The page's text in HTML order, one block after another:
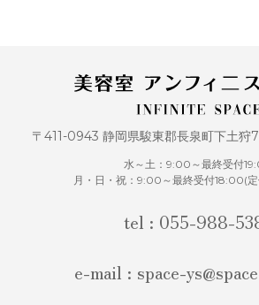
〒411-0943 静岡県駿東郡長泉町下土狩
水～土：9:00～最終受付
月・日・祝：9:00～最終受付18:00(定
tel : 055-988-
e-mail : space-